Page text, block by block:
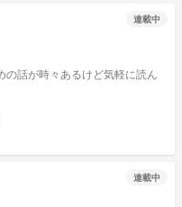
連載中
連載中